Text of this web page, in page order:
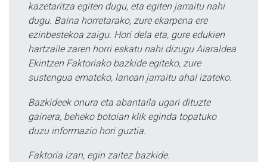
kazetaritza egiten dugu, eta egiten jarraitu nahi
dugu. Baina horretarako, zure ekarpena ere
ezinbestekoa zaigu. Hori dela eta, gure edukien
hartzaile zaren horri eskatu nahi dizugu Aiaraldea
Ekintzen Faktoriako bazkide egiteko, zure
sustengua emateko, lanean jarraitu ahal izateko.
Bazkideek onura eta abantaila ugari dituzte
gainera, beheko botoian klik eginda topatuko
duzu informazio hori guztia.
Faktoria izan, egin zaitez bazkide.